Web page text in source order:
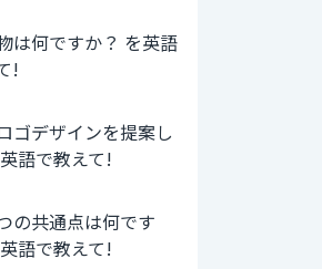
は何ですか？ を英語
!
ゴデザインを提案し
語で教えて!
の共通点は何です
語で教えて!